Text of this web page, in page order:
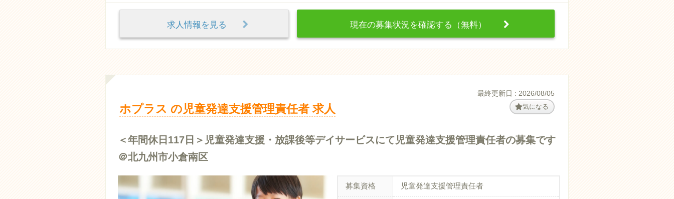
求人情報を見る 現在の募集状況を確認する（無料）
最終更新日 : 2026/08/05
ホプラス の児童発達支援管理責任者 求人 気になる
＜年間休日117日＞児童発達支援・放課後等デイサービスにて児童発達支援管理責任者の募集です
＠北九州市小倉南区
募集資格 児童発達支援管理責任者